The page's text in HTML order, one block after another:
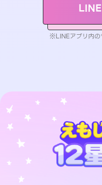
※LINEアプリ内の